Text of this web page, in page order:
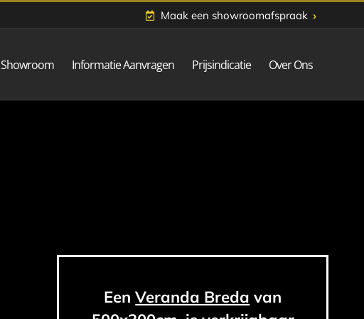
Maak een showroomafspraak ›
Showroom Informatie Aanvragen Prijsindicatie Over Ons
EenVeranda Breda van